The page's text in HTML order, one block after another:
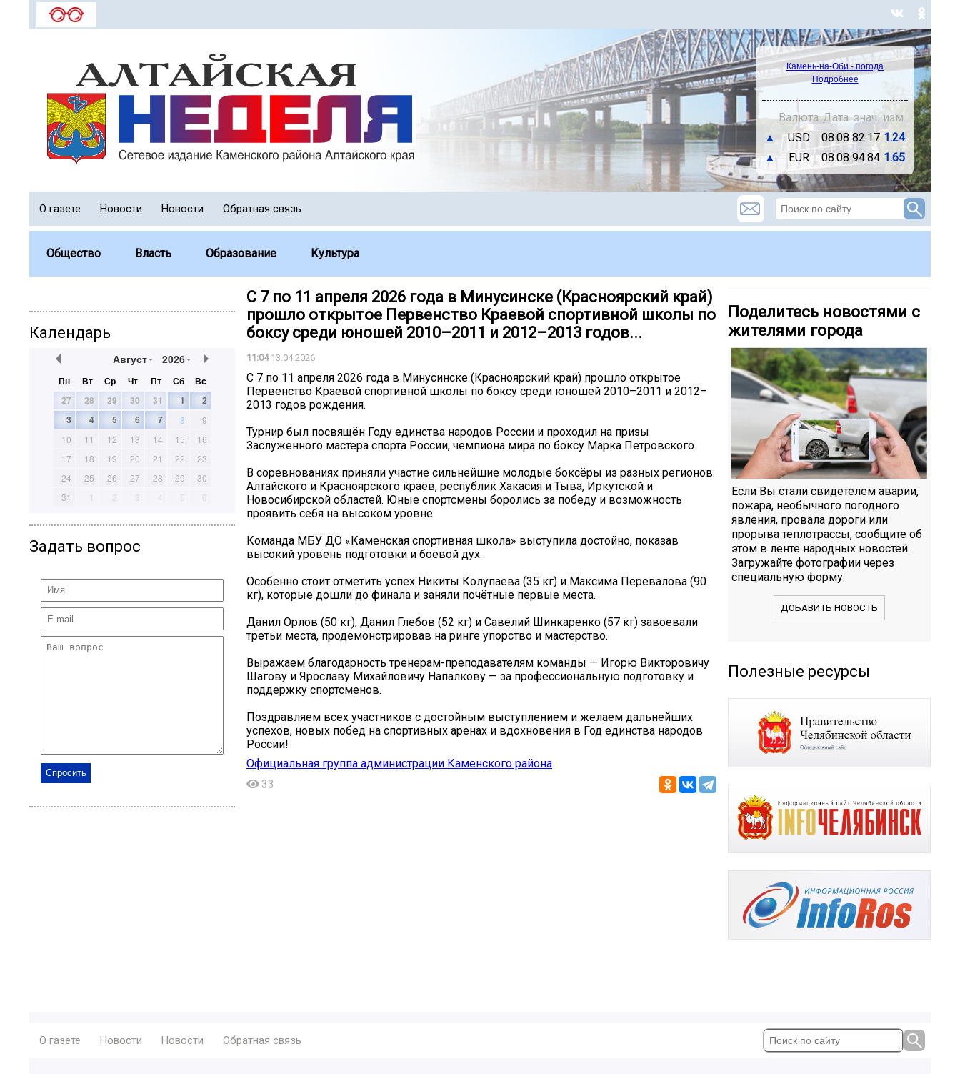
Камень-на-Оби - погода
Подробнее
Валюта Дата знач. изм.
▲
USD 08.08 82.17 1.24
▲
EUR 08.08 94.84 1.65
О газете Новости Новости Обратная связь
Общество Власть Образование Культура
Календарь
Август 2026
Пн Вт Ср Чт Пт Сб
Вс
27
28 29 30 31 1
2
3
4 5 6 7 8
9
10
11 12 13 14 15
16
17
18 19 20 21 22
23
24
25 26 27 28 29
30
31
1 2 3 4 5 6
Задать вопрос
С 7 по 11 апреля 2026 года в Минусинске (Красноярский край)
прошло открытое Первенство Краевой спортивной школы по
боксу среди юношей 2010–2011 и 2012–2013 годов...
11:0413.04.2026
С 7 по 11 апреля 2026 года в Минусинске (Красноярский край) прошло открытое
Первенство Краевой спортивной школы по боксу среди юношей 2010–2011 и 2012–
2013 годов рождения.
Турнир был посвящён Году единства народов России и проходил на призы
Заслуженного мастера спорта России, чемпиона мира по боксу Марка Петровского.
В соревнованиях приняли участие сильнейшие молодые боксёры из разных регионов:
Алтайского и Красноярского краёв, республик Хакасия и Тыва, Иркутской и
Новосибирской областей. Юные спортсмены боролись за победу и возможность
проявить себя на высоком уровне.
Команда МБУ ДО «Каменская спортивная школа» выступила достойно, показав
высокий уровень подготовки и боевой дух.
Особенно стоит отметить успех Никиты Колупаева (35 кг) и Максима Перевалова (90
кг), которые дошли до финала и заняли почётные первые места.
Данил Орлов (50 кг), Данил Глебов (52 кг) и Савелий Шинкаренко (57 кг) завоевали
третьи места, продемонстрировав на ринге упорство и мастерство.
Выражаем благодарность тренерам-преподавателям команды — Игорю Викторовичу
Шагову и Ярославу Михайловичу Напалкову — за профессиональную подготовку и
поддержку спортсменов.
Поздравляем всех участников с достойным выступлением и желаем дальнейших
успехов, новых побед на спортивных аренах и вдохновения в Год единства народов
России!
Официальная группа администрации Каменского района
33
Поделитесь новостями с
жителями города
Если Вы стали свидетелем аварии,
пожара, необычного погодного
явления, провала дороги или
прорыва теплотрассы, сообщите об
этом в ленте народных новостей.
Загружайте фотографии через
специальную форму.
ДОБАВИТЬ НОВОСТЬ
Полезные ресурсы
О газете Новости Новости Обратная связь